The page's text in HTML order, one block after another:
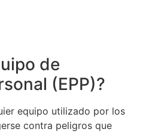
de
(EPP)?
equipo utilizado por los
contra peligros que